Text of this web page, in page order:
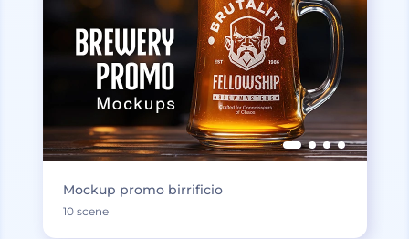
Mockup promo birrificio
10 scene